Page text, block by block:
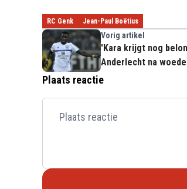
RC Genk Jean-Paul Boëtius
Vorig artikel
'Kara krijgt nog
Anderlecht na
Plaats reactie